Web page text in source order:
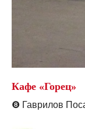
Кафе «Горец»
❽ Гаврилов